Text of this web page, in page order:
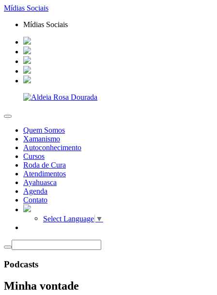
Mídias Sociais
Mídias Sociais
Quem Somos
Xamanismo
Autoconhecimento
Cursos
Roda de Cura
Atendimentos
Ayahuasca
Agenda
Contato
Select Language ▼
Podcasts
Minha vontade